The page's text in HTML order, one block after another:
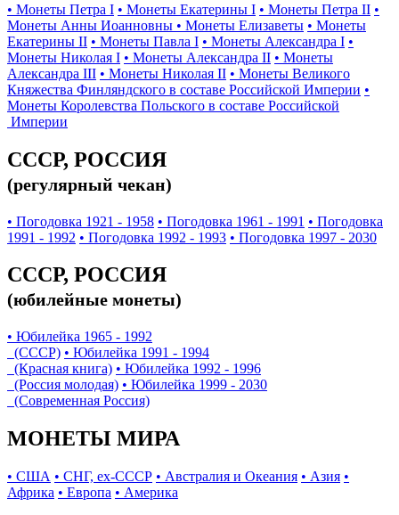
• Монеты Петра I • Монеты Екатерины I • Монеты Петра II •
Монеты Анны Иоанновны • Монеты Елизаветы • Монеты
Екатерины II • Монеты Павла I • Монеты Александра I •
Монеты Николая I • Монеты Александра II • Монеты
Александра III • Монеты Николая II • Монеты Великого
Княжества Финляндского в составе Российской Империи •
Монеты Королевства Польского в составе Российской
Империи
СССР, РОССИЯ
(регулярный чекан)
• Погодовка 1921 - 1958 • Погодовка 1961 - 1991 • Погодовка
1991 - 1992 • Погодовка 1992 - 1993 • Погодовка 1997 - 2030
СССР, РОССИЯ
(юбилейные монеты)
• Юбилейка 1965 - 1992
(СССР) • Юбилейка 1991 - 1994
(Красная книга) • Юбилейка 1992 - 1996
(Россия молодая) • Юбилейка 1999 - 2030
(Современная Россия)
МОНЕТЫ МИРА
• США • СНГ, ex-СССР • Австралия и Океания • Азия •
Африка • Европа • Америка